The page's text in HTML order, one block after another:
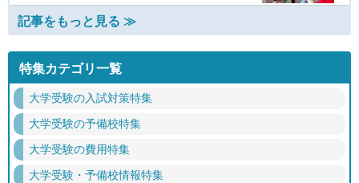
記事をもっと見る ≫
特集カテゴリ一覧
大学受験の入試対策特集
大学受験の予備校特集
大学受験の費用特集
大学受験・予備校情報特集